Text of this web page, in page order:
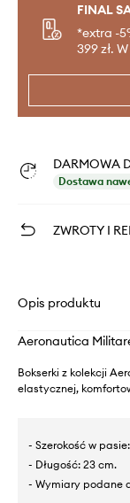
FINAL
*extra -
399 zł.
DARMOWA
Dostawa
ZWROTY I
Opis produktu
Aeronautica
Bokserki z kolekcji
elastycznej,
- Szerokość w
- Długość: 23 cm.
- Wymiary podane